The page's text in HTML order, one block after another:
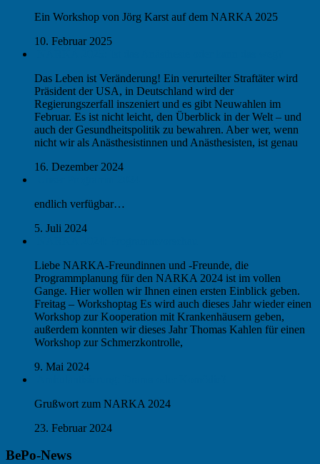
Ein Workshop von Jörg Karst auf dem NARKA 2025
10. Februar 2025
Das Leben ist Veränderung! Ein verurteilter Straftäter wird
Präsident der USA, in Deutschland wird der
Regierungszerfall inszeniert und es gibt Neuwahlen im
Februar. Es ist nicht leicht, den Überblick in der Welt – und
auch der Gesundheitspolitik zu bewahren. Aber wer, wenn
nicht wir als Anästhesistinnen und Anästhesisten, ist genau
16. Dezember 2024
endlich verfügbar…
5. Juli 2024
Liebe NARKA-Freundinnen und -Freunde, die
Programmplanung für den NARKA 2024 ist im vollen
Gange. Hier wollen wir Ihnen einen ersten Einblick geben.
Freitag – Workshoptag Es wird auch dieses Jahr wieder einen
Workshop zur Kooperation mit Krankenhäusern geben,
außerdem konnten wir dieses Jahr Thomas Kahlen für einen
Workshop zur Schmerzkontrolle,
9. Mai 2024
Grußwort zum NARKA 2024
23. Februar 2024
BePo-News